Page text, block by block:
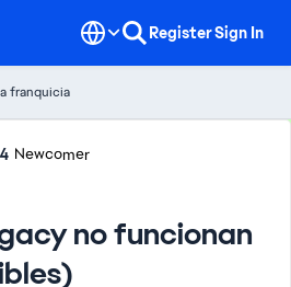
RegisterSign In
franquicia
Newcomer
no funcionan